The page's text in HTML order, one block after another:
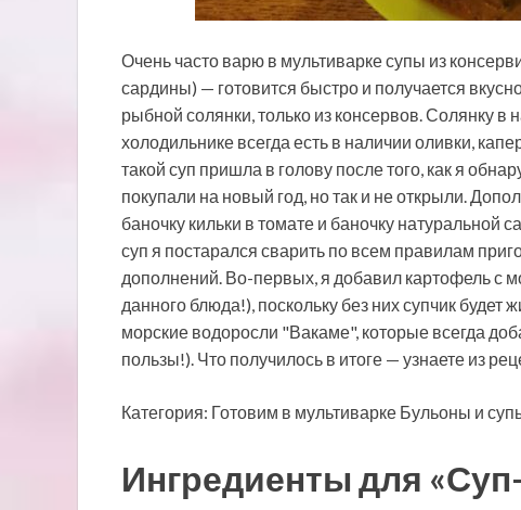
Очень часто варю в мультиварке супы из
сардины) — готовится быстро и получается
рыбной солянки, только из консервов. Солянку
холодильнике всегда есть в наличии оливки,
такой суп пришла в голову после того, как я
покупали на новый год, но так и не открыли.
баночку кильки в томате и баночку
суп я постарался сварить по всем правилам
дополнений. Во-первых, я добавил картофель с
данного блюда!), поскольку без них супчик
морские водоросли "Вакаме", которые всегда
пользы!). Что получилось в итоге — узнаете из
Категория: Готовим в мультиварке Бульоны и
Ингредиенты для